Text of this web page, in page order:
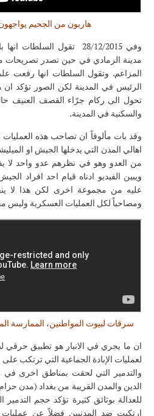
هاربون من الجحيم
وفي 28/12/2015 تقول
مدينة الرمادي في حين تصدر
المزاعم. وتقول السلطات انها رفعت
الرئيس في المدينة لكن الصور تؤكد ان
تحول الى ركام جرّاء القصف العنيف
والسكنية في المدينة.
وقد بات مألوفاً ان تصاحب هذه
اهالي المدن التي يدخلها الجيش او
من العدو وهو في نظرهم عدو واحد لا
ويبين الفيديو ادناه قيام احد افراد
عليه من مجموعة اخرى لكن هذا لا
ومصاحباً لكل العمليات العسكرية وليس
سرقات لبيوت المواطنين، الممارسة
ان ما يجري في الانبار هو تطبيق حرفي
لعمليات الإبادة الجماعية التي ترتكب
والتدمير التي لحقت بمناطق اخرى في
الدين والمدن القريبة من بغداد (مدن
للعدالة بوثائق كثيرة تؤكد حجم التدمير
ارتكبت ضد المدنيين فضلاً عن عمليات